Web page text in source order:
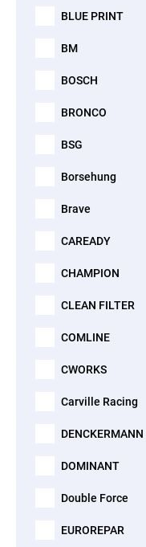
BLUE PRINT
BM
BOSCH
BRONCO
BSG
Borsehung
Brave
CAREADY
CHAMPION
CLEAN FILTER
COMLINE
CWORKS
Carville Racing
DENCKERMANN
DOMINANT
Double Force
EUROREPAR